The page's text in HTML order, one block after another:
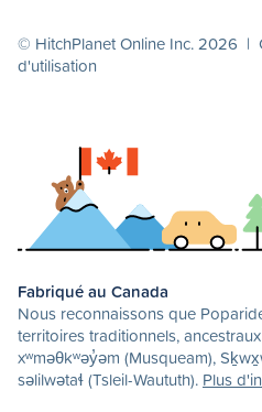
© HitchPlanet Online Inc. 2026 |
d'utilisation
Fabriqué au Canada
Nous reconnaissons que
territoires traditionnels,
xʷməθkʷəy̓əm (Musqueam),
səlilwətaɬ (Tsleil-Waututh). Plus